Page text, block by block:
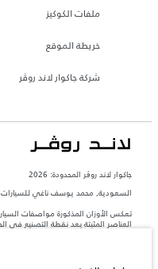
ملفات الكوكيز
خريطة الموقع
شركة جاكوار لاند روڤر
جاكوار لاند روڨر المحدودة: 2026
السعودية, محمد يوسف ناغي للسيارات
تعكس الأوزان المذكورة مواصفات
العناصر المثبتة بعد نقطة التصنيع في